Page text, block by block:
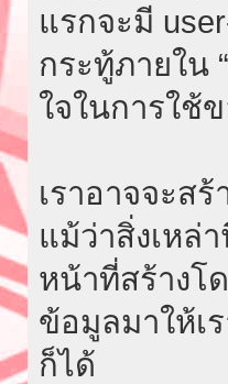
แรกจะมี
กระทู้ภายใน
ใจในการใช้
เราอาจจะส
แม้ว่าสิ่งเหล่
หน้าที่สร้างโ
ข้อมูลมาให้เ
ก็ได้